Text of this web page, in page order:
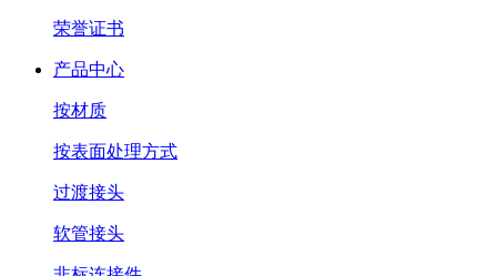
荣誉证书
产品中心
按材质
按表面处理方式
过渡接头
软管接头